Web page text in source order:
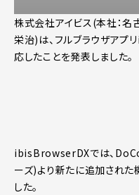
株式会社アイビス(本社：
栄治)は、フルブラウザア
応したことを発表しました。
ibisBrowserDXでは、
ーズ)より新たに追加された
した。